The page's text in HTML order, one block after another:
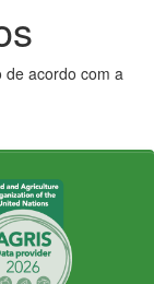
de acordo com a